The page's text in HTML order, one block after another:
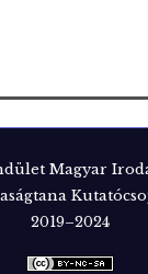
Magyar
2019–2024